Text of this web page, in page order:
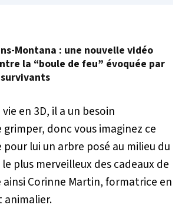
Montana : une nouvelle vidéo
la “boule de feu” évoquée par
en 3D, il a un besoin
donc vous imaginez ce
lui un arbre posé au milieu du
plus merveilleux des cadeaux de
ainsi Corinne Martin, formatrice en